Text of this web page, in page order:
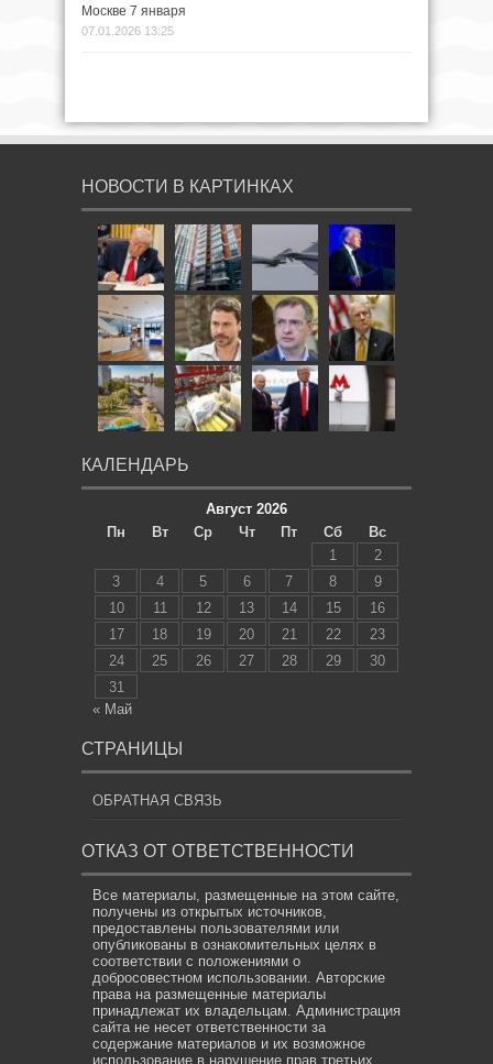
Москве 7 января
07.01.2026 13:25
НОВОСТИ В КАРТИНКАХ
КАЛЕНДАРЬ
Август 2026
Пн
Вт Ср Чт Пт Сб
Вс
1
2
3
4 5 6 7 8
9
10
11 12 13 14 15
16
17
18 19 20 21 22
23
24
25 26 27 28 29
30
31
« Май
СТРАНИЦЫ
ОБРАТНАЯ СВЯЗЬ
ОТКАЗ ОТ ОТВЕТСТВЕННОСТИ
Все материалы, размещенные на этом сайте,
получены из открытых источников,
предоставлены пользователями или
опубликованы в ознакомительных целях в
соответствии с положениями о
добросовестном использовании. Авторские
права на размещенные материалы
принадлежат их владельцам. Администрация
сайта не несет ответственности за
содержание материалов и их возможное
использование в нарушение прав третьих